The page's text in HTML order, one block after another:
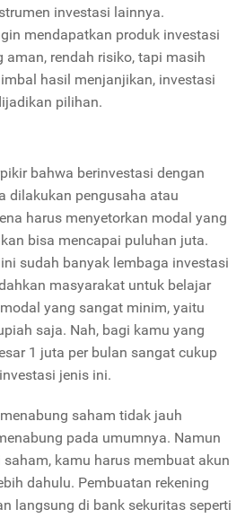
investasi lainnya.
mendapatkan produk investasi
aman, rendah risiko, tapi masih
hasil menjanjikan, investasi
pilihan.
bahwa berinvestasi dengan
dilakukan pengusaha atau
harus menyetorkan modal yang
bisa mencapai puluhan juta.
sudah banyak lembaga investasi
masyarakat untuk belajar
yang sangat minim, yaitu
saja. Nah, bagi kamu yang
1 juta per bulan sangat cukup
jenis ini.
saham tidak jauh
pada umumnya. Namun
kamu harus membuat akun
dahulu. Pembuatan rekening
langsung di bank sekuritas seperti